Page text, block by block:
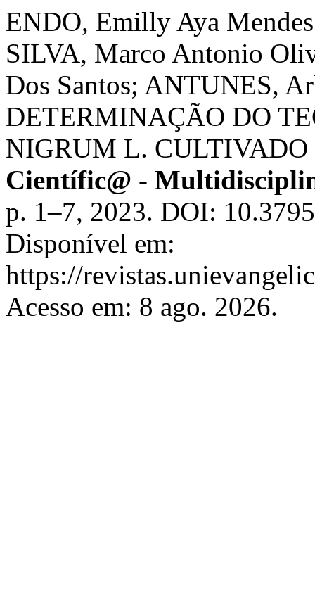
ENDO, Emilly Aya
SILVA, Marco Antonio
Dos Santos; ANTUNES,
DETERMINAÇÃO DO
NIGRUM L.
Científic@ -
p. 1–7, 2023. DOI:
Disponível em:
https://
Acesso em: 8 ago. 2026.